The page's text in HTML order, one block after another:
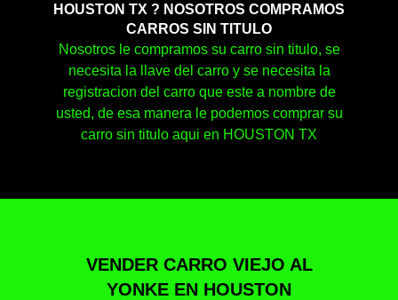
HOUSTON TX ? NOSOTROS COMPRAMOS
CARROS SIN TITULO
Nosotros le compramos su carro sin titulo, se
necesita la llave del carro y se necesita la
registracion del carro que este a nombre de
usted, de esa manera le podemos comprar su
carro sin titulo aqui en HOUSTON TX
VENDER CARRO VIEJO AL
YONKE EN HOUSTON